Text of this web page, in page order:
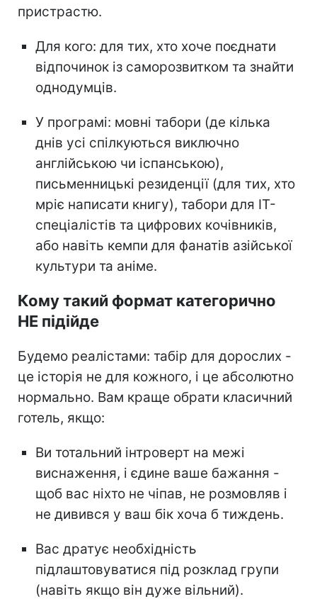
пристрастю.
Для кого: для тих, хто хоче поєднати
відпочинок із саморозвитком та знайти
однодумців.
У програмі: мовні табори (де кілька
днів усі спілкуються виключно
англійською чи іспанською),
письменницькі резиденції (для тих, хто
мріє написати книгу), табори для IT-
спеціалістів та цифрових кочівників,
або навіть кемпи для фанатів азійської
культури та аніме.
Кому такий формат категорично
НЕ підійде
Будемо реалістами: табір для дорослих -
це історія не для кожного, і це абсолютно
нормально. Вам краще обрати класичний
готель, якщо:
Ви тотальний інтроверт на межі
виснаження, і єдине ваше бажання -
щоб вас ніхто не чіпав, не розмовляв і
не дивився у ваш бік хоча б тиждень.
Вас дратує необхідність
підлаштовуватися під розклад групи
(навіть якщо він дуже вільний).